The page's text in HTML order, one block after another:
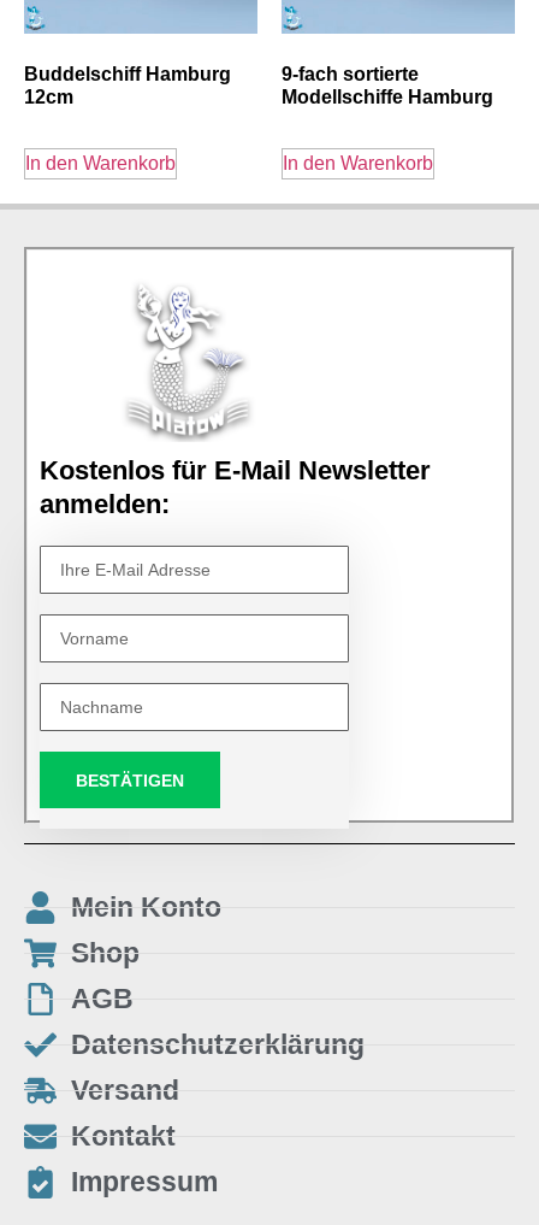
Buddelschiff Hamburg
12cm
In den Warenkorb
9-fach sortierte
Modellschiffe Hamburg
In den Warenkorb
Kostenlos für E-Mail Newsletter
anmelden:
BESTÄTIGEN
Mein Konto
Shop
AGB
Datenschutzerklärung
Versand
Kontakt
Impressum